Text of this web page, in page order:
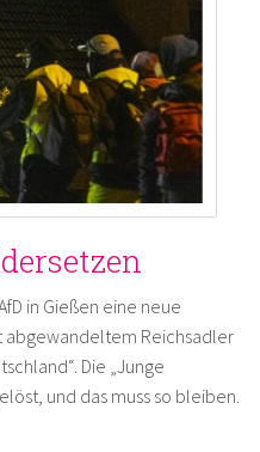
in Gießen eine neue
abgewandeltem Reichsadler
Die „Junge
und das muss so bleiben.